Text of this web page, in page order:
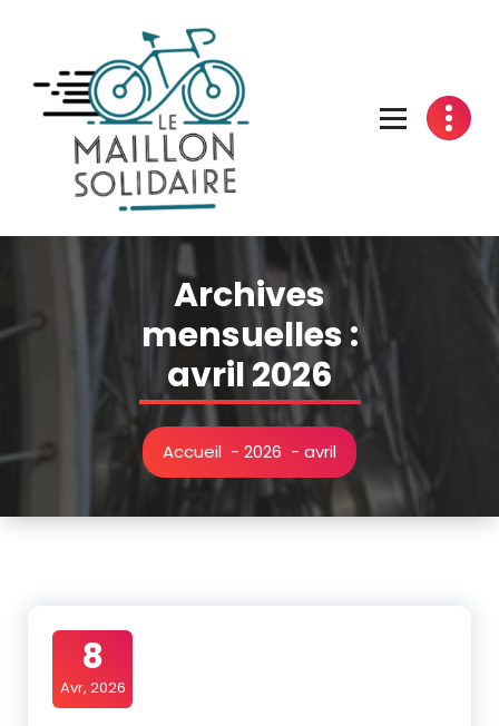
Archives
mensuelles :
avril 2026
Accueil - 2026 - avril
8
Avr, 2026